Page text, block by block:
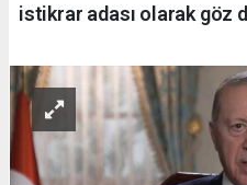
istikrar adası olarak göz